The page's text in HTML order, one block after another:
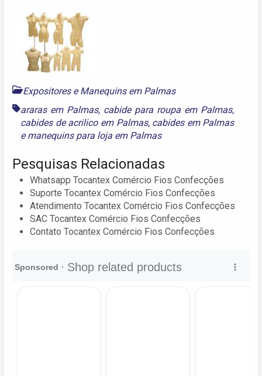
Expositores e Manequins em Palmas
araras em Palmas, cabide para roupa em Palmas,
cabides de acrilico em Palmas, cabides em Palmas
emanequins para loja em Palmas
Pesquisas Relacionadas
Whatsapp Tocantex Comércio Fios Confecções
Suporte Tocantex Comércio Fios Confecções
Atendimento Tocantex Comércio Fios Confecções
SAC Tocantex Comércio Fios Confecções
Contato Tocantex Comércio Fios Confecções